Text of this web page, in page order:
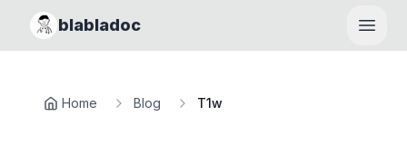
blabladoc
Home Blog T1w